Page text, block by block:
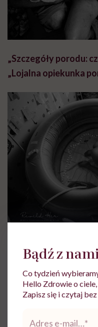
„Szczegóły porodu:
„Lojalna opiekunka
„Narodziny –
„Witam, dotarłem”,
Bądź z
Co tydzień
Hello Zdrowie o
Zapisz się i czytaj bez